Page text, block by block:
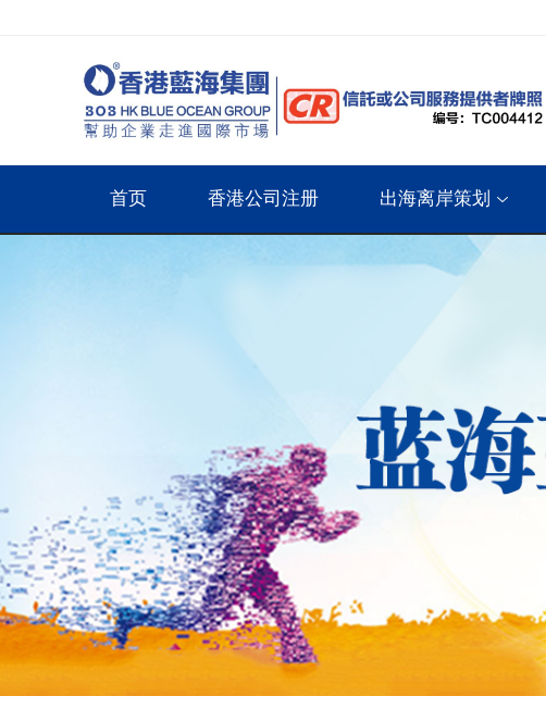
首页 香港公司注册 出海离岸策划